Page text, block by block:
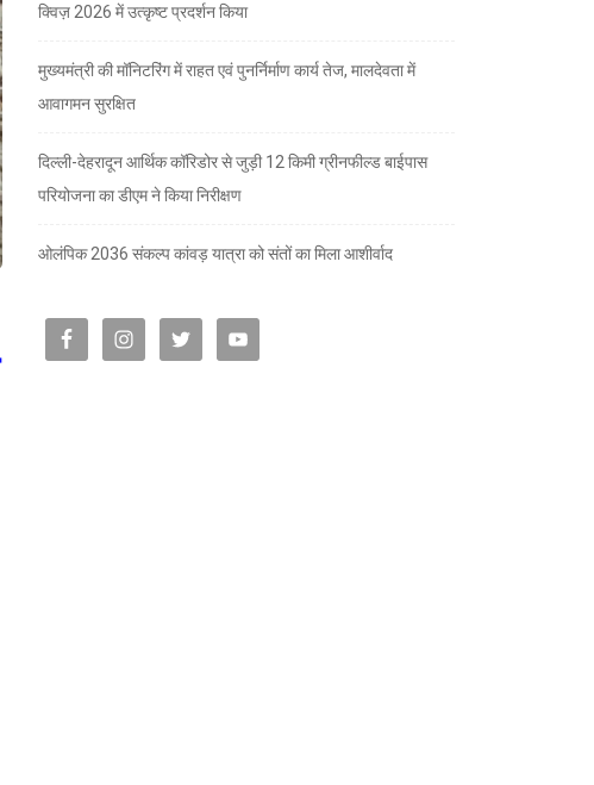
क्विज़ 2026 में उत्कृष्ट प्रदर्शन किया
मुख्यमंत्री की मॉनिटरिंग में राहत एवं पुनर्निर्माण कार्य तेज, मालदेवता में
आवागमन सुरक्षित
दिल्ली-देहरादून आर्थिक कॉरिडोर से जुड़ी 12 किमी ग्रीनफील्ड बाईपास
परियोजना का डीएम ने किया निरीक्षण
ओलंपिक 2036 संकल्प कांवड़ यात्रा को संतों का मिला आशीर्वाद